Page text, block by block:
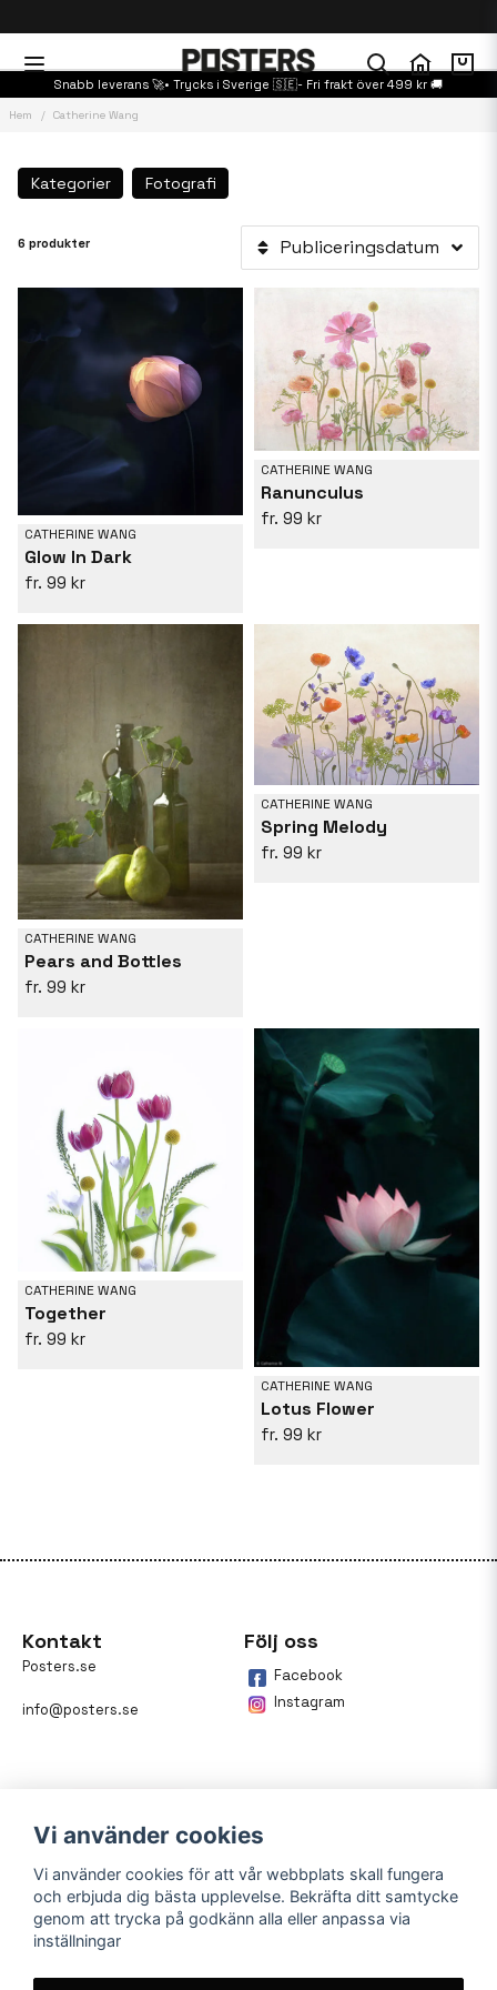
Snabb leverans 🚀• Trycks i Sverige 🇸🇪- Fri frakt över 499 kr 🚚
Hem Catherine Wang
Kategorier Fotografi
6 produkter Publiceringsdatum
CATHERINE WANG
Glow In Dark
99 kr
CATHERINE WANG
Ranunculus
99 kr
CATHERINE WANG
Pears and Bottles
99 kr
CATHERINE WANG
Spring Melody
99 kr
CATHERINE WANG
Together
99 kr
CATHERINE WANG
Lotus Flower
99 kr
Kontakt
Posters.se
info@posters.se
Följ oss
Facebook
Instagram
Betalning
På posters.se kan du enkelt
Vi använder cookies
Vi använder cookies för att vår webbplats skall fungera
och erbjuda dig bästa upplevelse. Bekräfta ditt samtycke
genom att trycka på godkänn alla eller anpassa via
inställningar